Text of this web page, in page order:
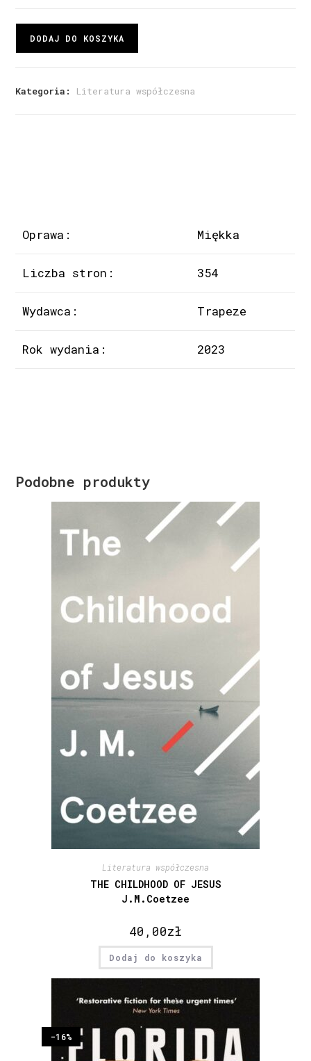
DODAJ DO KOSZYKA
Kategoria: Literatura współczesna
Oprawa: Miękka
Liczba stron: 354
Wydawca: Trapeze
Rok wydania: 2023
Podobne produkty
Literatura współczesna
THE CHILDHOOD OF JESUS
J.M.Coetzee
40,00zł
Dodaj do koszyka
-16%